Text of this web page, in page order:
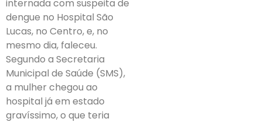
internada com suspeita de
dengue no Hospital São
Lucas, no Centro, e, no
mesmo dia, faleceu.
Segundo a Secretaria
Municipal de Saúde (SMS),
a mulher chegou ao
hospital já em estado
gravíssimo, o que teria